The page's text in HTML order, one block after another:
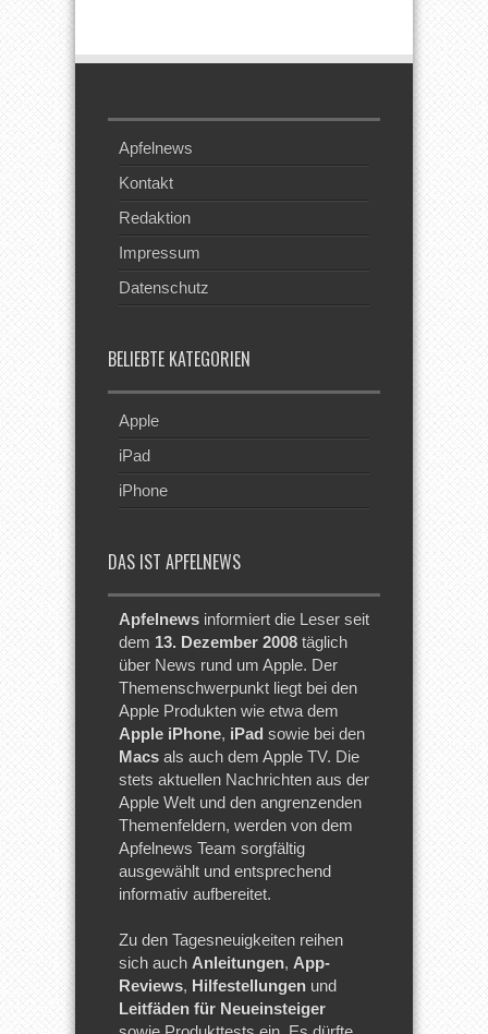
Apfelnews
Kontakt
Redaktion
Impressum
Datenschutz
BELIEBTE KATEGORIEN
Apple
iPad
iPhone
DAS IST APFELNEWS
Apfelnews informiert die Leser seit
dem 13. Dezember 2008 täglich
über News rund um Apple. Der
Themenschwerpunkt liegt bei den
Apple Produkten wie etwa dem
Apple iPhone, iPad sowie bei den
Macs als auch dem Apple TV. Die
stets aktuellen Nachrichten aus der
Apple Welt und den angrenzenden
Themenfeldern, werden von dem
Apfelnews Team sorgfältig
ausgewählt und entsprechend
informativ aufbereitet.
Zu den Tagesneuigkeiten reihen
sich auch Anleitungen, App-
Reviews, Hilfestellungen und
Leitfäden für Neueinsteiger